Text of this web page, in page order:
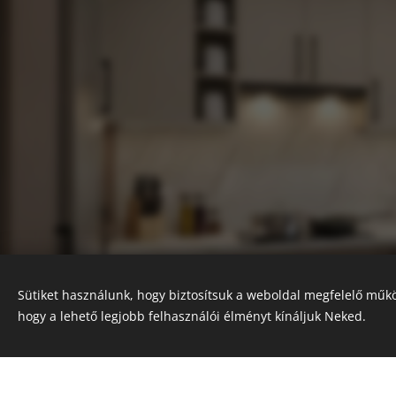
Sütiket használunk, hogy biztosítsuk a weboldal megfelelő
hogy a lehető legjobb felhasználói élményt kínáljuk Neked.